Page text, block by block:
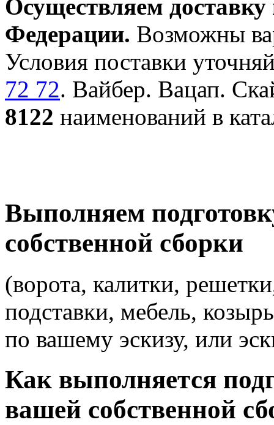
Осуществляем
Федерации. Возможны
Условия поставки
72 72. Вайбер. Вацап.
8122 наименований в
Выполняем
собственной сборки
(ворота, калитки,
подставки, мебель,
по вашему эскизу, или
Как выполняется
вашей собственной